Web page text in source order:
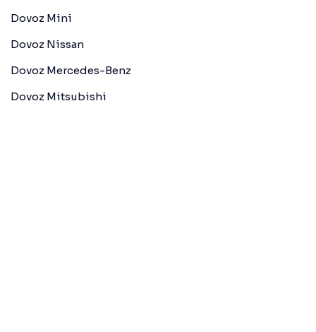
Dovoz Mini
Dovoz Nissan
Dovoz Mercedes-Benz
Dovoz Mitsubishi